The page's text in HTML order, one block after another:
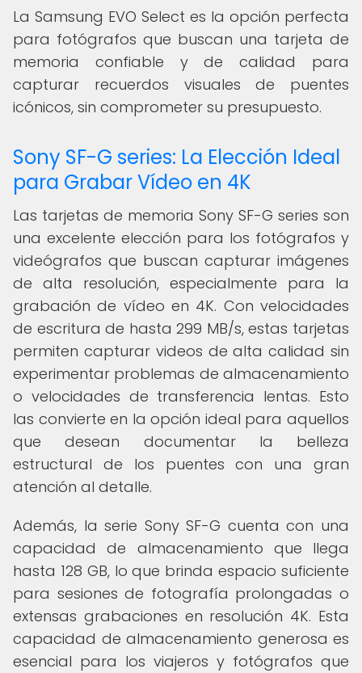
La Samsung EVO Select es la opción perfecta
para fotógrafos que buscan una tarjeta de
memoria confiable y de calidad para
capturar recuerdos visuales de puentes
icónicos, sin comprometer su presupuesto.
Sony SF-G series: La Elección Ideal
para Grabar Vídeo en 4K
Las tarjetas de memoria Sony SF-G series son
una excelente elección para los fotógrafos y
videógrafos que buscan capturar imágenes
de alta resolución, especialmente para la
grabación de vídeo en 4K. Con velocidades
de escritura de hasta 299 MB/s, estas tarjetas
permiten capturar videos de alta calidad sin
experimentar problemas de almacenamiento
o velocidades de transferencia lentas. Esto
las convierte en la opción ideal para aquellos
que desean documentar la belleza
estructural de los puentes con una gran
atención al detalle.
Además, la serie Sony SF-G cuenta con una
capacidad de almacenamiento que llega
hasta 128 GB, lo que brinda espacio suficiente
para sesiones de fotografía prolongadas o
extensas grabaciones en resolución 4K. Esta
capacidad de almacenamiento generosa es
esencial para los viajeros y fotógrafos que